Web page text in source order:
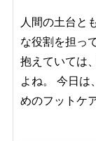
人間の土台と
な役割を担っ
抱えていては
よね。 今日は
めのフットケ